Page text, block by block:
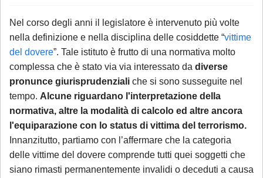
Nel corso degli anni il legislatore è intervenuto più volte
nella definizione e nella disciplina delle cosiddette “vittime
del dovere”. Tale istituto è frutto di una normativa molto
complessa che è stato via via interessato da diverse
pronunce giurisprudenziali che si sono susseguite nel
tempo. Alcune riguardano l'interpretazione della
normativa, altre la modalità di calcolo ed altre ancora
l'equiparazione con lo status di vittima del terrorismo.
Innanzitutto, partiamo con l’affermare che la categoria
delle vittime del dovere comprende tutti quei soggetti che
siano rimasti permanentemente invalidi o deceduti a causa